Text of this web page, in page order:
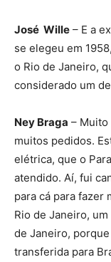
José Wille – E a
se elegeu em
o Rio de Janeiro,
considerado um
Ney Braga – Muito
muitos pedidos.
elétrica, que o
atendido. Aí, fui
para cá para fazer
Rio de Janeiro,
de Janeiro,
transferida para